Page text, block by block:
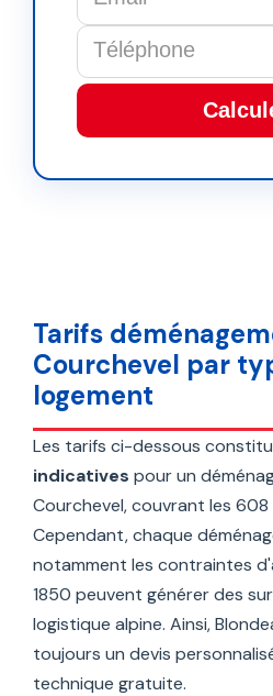
field
Tarifs
Courchevel par
logement
Les tarifs ci-dessous
indicatives pour un
Courchevel, couvrant les
Cependant, chaque
notamment les contraintes
1850 peuvent générer des
logistique alpine. Ainsi,
toujours un devis
technique gratuite.